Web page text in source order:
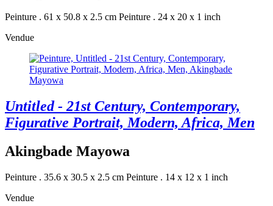
Peinture . 61 x 50.8 x 2.5 cm Peinture . 24 x 20 x 1 inch
Vendue
Untitled - 21st Century, Contemporary,
Figurative Portrait, Modern, Africa, Men
Akingbade Mayowa
Peinture . 35.6 x 30.5 x 2.5 cm Peinture . 14 x 12 x 1 inch
Vendue